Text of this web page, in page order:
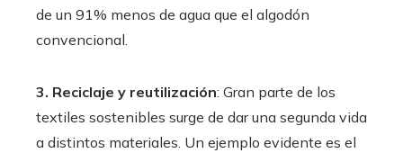
de un 91% menos de agua que el algodón
convencional.
3. Reciclaje y reutilización: Gran parte de los
textiles sostenibles surge de dar una segunda vida
a distintos materiales. Un ejemplo evidente es el